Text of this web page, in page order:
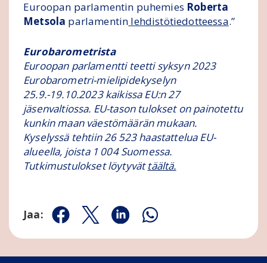
Euroopan parlamentin puhemies Roberta
Metsola parlamentin lehdistötiedotteessa.”
Eurobarometrista
Euroopan parlamentti teetti syksyn 2023
Eurobarometri-mielipidekyselyn
25.9.-19.10.2023 kaikissa EU:n 27
jäsenvaltiossa. EU-tason tulokset on painotettu
kunkin maan väestömäärän mukaan.
Kyselyssä tehtiin 26 523 haastattelua EU-
alueella, joista 1 004 Suomessa.
Tutkimustulokset löytyvättäältä.
Jaa: Jaa Facebookissa
Jaa Twitterissä
Jaa Linkedinissä
Jaa Whatsappissa